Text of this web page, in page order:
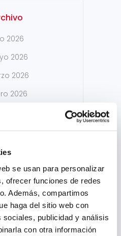
se usan para personalizar
ofrecer funciones de redes
Además, compartimos
haga del sitio web con
publicidad y análisis
con otra información
2026
2026
2026
2026
2025
2025
2025
2025
2025
2025